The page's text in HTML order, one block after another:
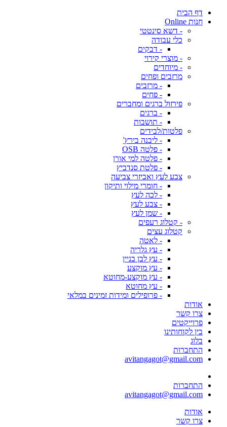
דף הבית
חנות Online
- דשא סינטטי
כלי עבודה
- דבקים
- מוצרי קירוי
- מיוחדים
מרזבים ופחים
- מרזבים
- פחים
פירזול ברגים ומחברים
- ברגים
- תושבות
פלטות/לבידים
- ליבנה בירץ'
- פלטה OSB
- פלטה למי אורן
- פלטת סנדביץ
צבע לעץ ואביזרי צביעה
- חומרי מילוי ותיקון
- לכה לעץ
- צבע לעץ
- שמן לעץ
- קטלוג רעפים
קטלוג עצים
- לאטה
- עץ גלריה
- עץ לבן בניין
- עץ מוקצע
- עץ מוקצע-מחוטא
- עץ מחוטא
- פרופילים ומידות זמינים במלאי
אודות
צרו קשר
פרוייקטים
בין לקוחותינו
בלוג
התחברות
avitangagot@gmail.com
התחברות
avitangagot@gmail.com
אודות
צרו קשר